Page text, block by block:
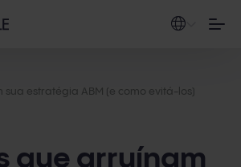
estratégia ABM (e como evitá-los)
que arruínam